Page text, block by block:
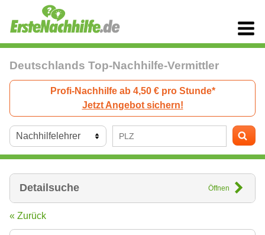
Deutschlands Top-Nachhilfe-Vermittler
Profi-Nachhilfe ab 4,50 € pro Stunde*
Jetzt Angebot sichern!
Detailsuche Öffnen
« Zurück